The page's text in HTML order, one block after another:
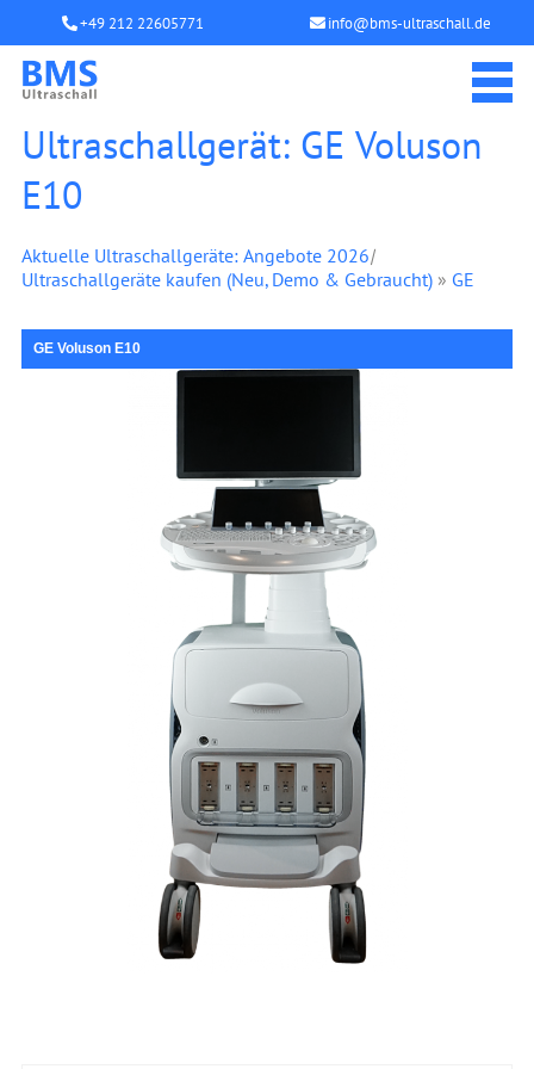
+49 212 22605771 info@bms-ultraschall.de
Ultraschallgerät: GE Voluson
E10
Aktuelle Ultraschallgeräte: Angebote 2026|
Ultraschallgeräte kaufen (Neu, Demo & Gebraucht)» GE
GE Voluson E10